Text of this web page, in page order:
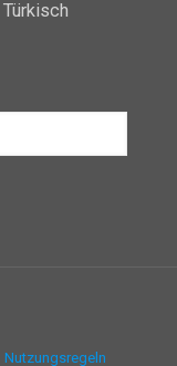
Türkisch
Nutzungsregeln